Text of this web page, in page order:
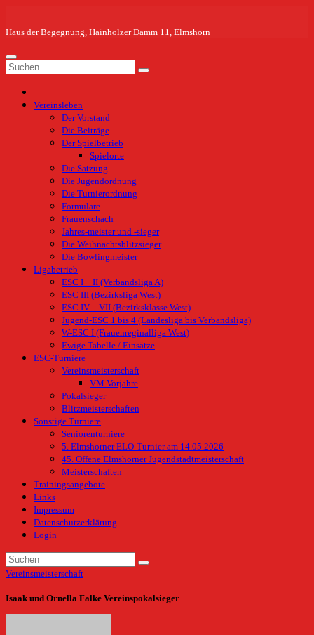
springen
Haus der Begegnung, Hainholzer Damm 11, Elmshorn
Vereinsleben
Der Vorstand
Die Beiträge
Der Spielbetrieb
Spielorte
Die Satzung
Die Jugendordnung
Die Turnierordnung
Formulare
Frauenschach
Jahres-meister und -sieger
Die Weihnachtsblitzsieger
Die Bowlingmeister
Ligabetrieb
ESC I + II (Verbandsliga A)
ESC III (Bezirksliga West)
ESC IV – VII (Bezirksklasse West)
Jugend-ESC 1 bis 4 (Landesliga bis Verbandsliga)
W-ESC I (Frauenreginalliga West)
Ewige Tabelle / Einsätze
ESC-Turniere
Vereinsmeisterschaft
VM Vorjahre
Pokalsieger
Blitzmeisterschaften
Sonstige Turniere
Seniorenturniere
5. Elmshorner ELO-Turnier am 14.05.2026
45. Offene Elmshorner Jugendstadtmeisterschaft
Meisterschaften
Trainingsangebote
Links
Impressum
Datenschutzerklärung
Login
Vereinsmeisterschaft
Isaak und Ornella Falke Vereinspokalsieger